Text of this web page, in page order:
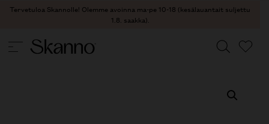
Tervetuloa Skannolle! Olemme avoinna ma-pe 10-18 (kesälauantait suljettu
1.8. saakka).